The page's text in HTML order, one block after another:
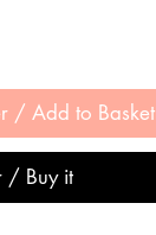
/ Add to Basket
/ Buy it